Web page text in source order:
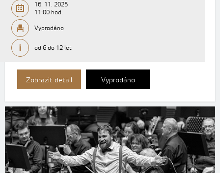
16. 11. 2025
11:00 hod.
Vyprodáno
od 6 do 12 let
Zobrazit detail Vyprodáno